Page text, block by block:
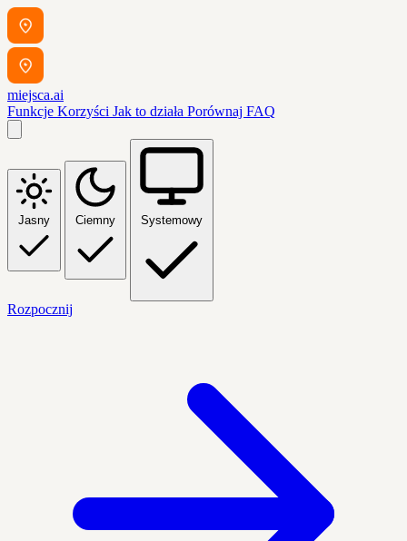
miejsca.ai
Funkcje Korzyści Jak to działa Porównaj FAQ
Jasny Ciemny Systemowy
Rozpocznij